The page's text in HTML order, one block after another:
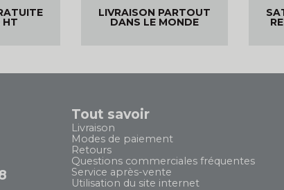
HT
LIVRAISON PARTOUT
DANS LE MONDE
Tout savoir
Livraison
Modes de paiement
Retours
Questions commerciales fréquentes
Service après-vente
Utilisation du site internet